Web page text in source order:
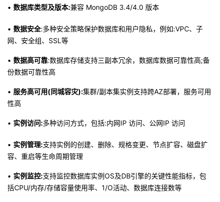
• 数据库类型及版本:兼容 MongoDB 3.4/4.0 版本
• 数据安全:多种安全策略保护数据库和用户隐私，例如:VPC、子
网、安全组、SSL等
• 数据高可靠:数据库存储支持三副本冗余，数据库数据可靠性高;备
份数据可靠性高
• 服务高可用(同城容灾):集群/副本集实例支持跨AZ部署，服务可用
性高
• 实例访问:多种访问方式，包括:内网IP 访问、公网IP 访问
• 实例管理:支持实例的创建、删除、规格变更、节点扩容、磁盘扩
容、重启等生命周期管理
• 实例监控:支持监控数据库实例OS及DB引擎的关键性能指标，包
括CPU/内存/存储容量使用率、1/O活动、数据库连接数等